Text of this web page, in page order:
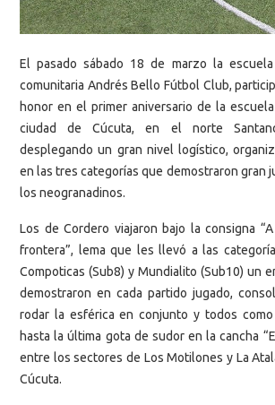
El pasado sábado 18 de marzo la
comunitaria Andrés Bello Fútbol Club,
honor en el primer aniversario de la escuela
ciudad de Cúcuta, en el norte
desplegando un gran nivel logístico,
en las tres categorías que demostraron gran
los neogranadinos.
Los de Cordero viajaron bajo la consigna
frontera”, lema que les llevó a las
Compoticas (Sub8) y Mundialito (Sub10) un
demostraron en cada partido jugado,
rodar la esférica en conjunto y todos
hasta la última gota de sudor en la cancha
entre los sectores de Los Motilones y La
Cúcuta.